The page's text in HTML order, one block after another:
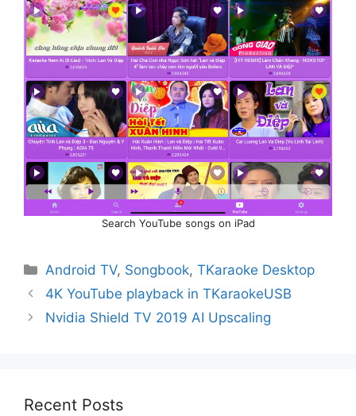
Search YouTube songs on iPad
Categories
Android TV, Songbook,TKaraoke Desktop
Post
navigation
4K YouTube playback in TKaraokeUSB
Nvidia Shield TV 2019 AI Upscaling
Recent Posts